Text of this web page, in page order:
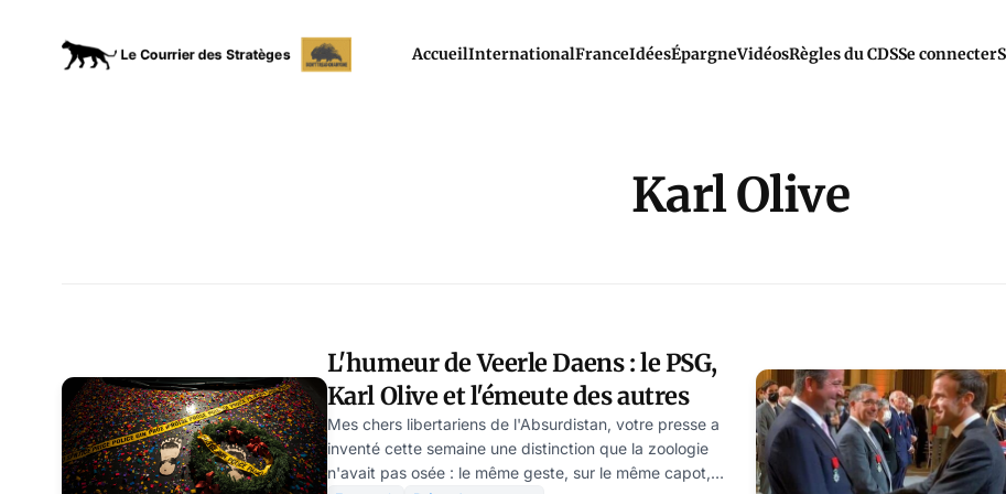
AccueilInternationalFranceIdéesÉpargneVidéosRègles du CDSSe connecter
Karl Olive
L'humeur de Veerle Daens : le PSG,
Karl Olive et l'émeute des autres
Mes chers libertariens de l'Absurdistan, votre presse a
inventé cette semaine une distinction que la zoologie
n'avait pas osée : le même geste, sur le même capot,